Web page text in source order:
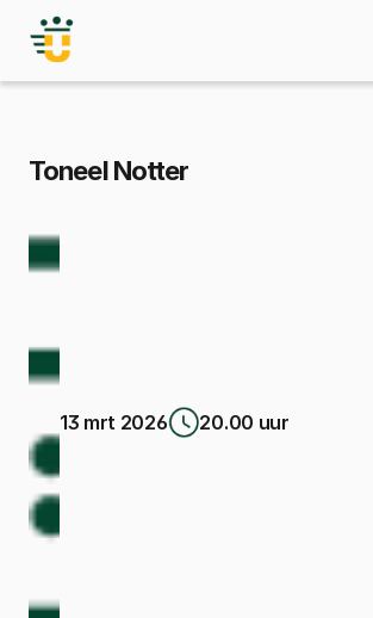
Home
Zaal huren
Bufetten
Bestuur
Sponsoren
Toneel Notter
13 mrt 2026 20.00 uur